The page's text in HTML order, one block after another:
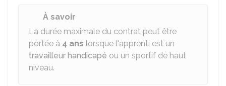
À savoir
La durée maximale du contrat peut être
portée à 4 ans lorsque l'apprenti est un
travailleur handicapé ou un sportif de haut
niveau.